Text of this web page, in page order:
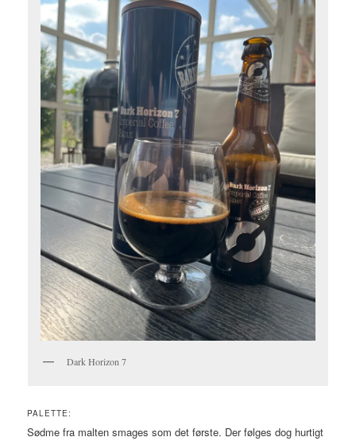
Dark Horizon 7
PALETTE:
Sødme fra malten smages som det første. Der følges dog hurtigt